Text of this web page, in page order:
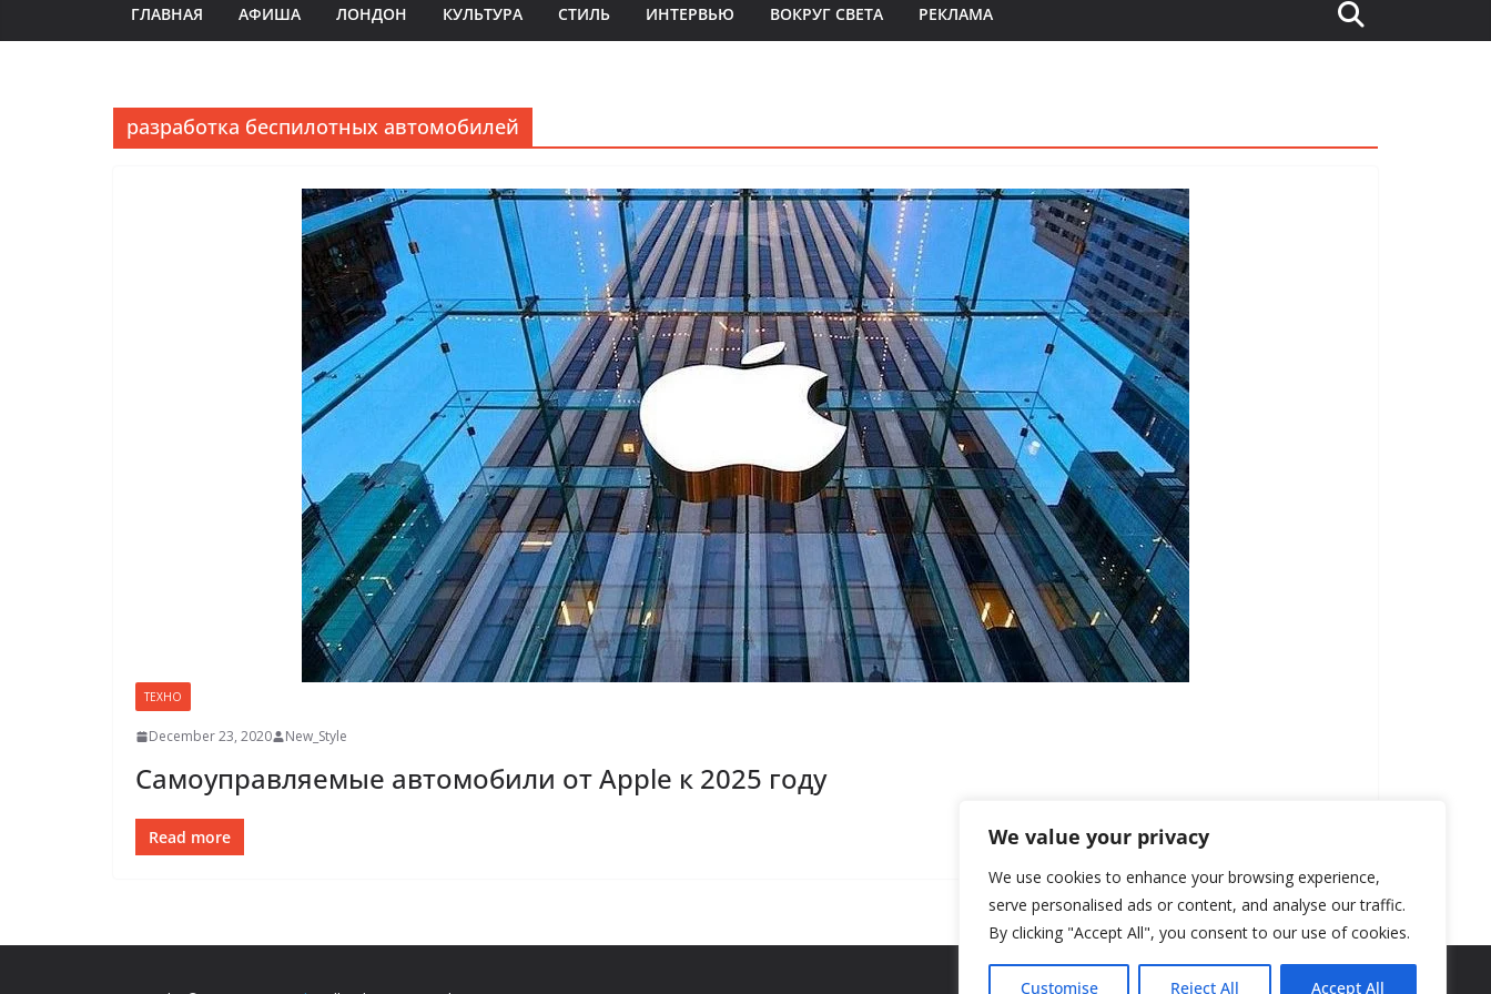
We value your privacy
We use cookies to enhance your browsing experience,
serve personalised ads or content, and analyse our traffic.
By clicking "Accept All", you consent to our use of cookies.
Customise Reject All Accept All
ГЛАВНАЯ АФИША ЛОНДОН КУЛЬТУРА СТИЛЬ ИНТЕРВЬЮ ВОКРУГ СВЕТА РЕКЛАМА
разработка беспилотных автомобилей
ТЕХНО
December 23, 2020 New_Style
Самоуправляемые автомобили от Apple к 2025 году
Read more